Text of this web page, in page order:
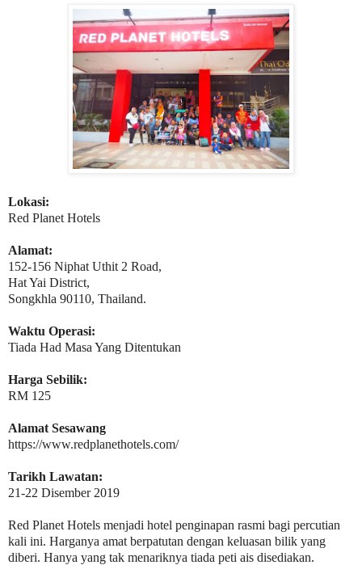
Lokasi:
Red Planet Hotels
Alamat:
152-156 Niphat Uthit 2 Road,
Hat Yai District,
Songkhla 90110, Thailand.
Waktu Operasi:
Tiada Had Masa Yang Ditentukan
Harga Sebilik:
RM 125
Alamat Sesawang
https://www.redplanethotels.com/
Tarikh Lawatan:
21-22 Disember 2019
Red Planet Hotels menjadi hotel penginapan rasmi bagi percutian
kali ini. Harganya amat berpatutan dengan keluasan bilik yang
diberi. Hanya yang tak menariknya tiada peti ais disediakan.